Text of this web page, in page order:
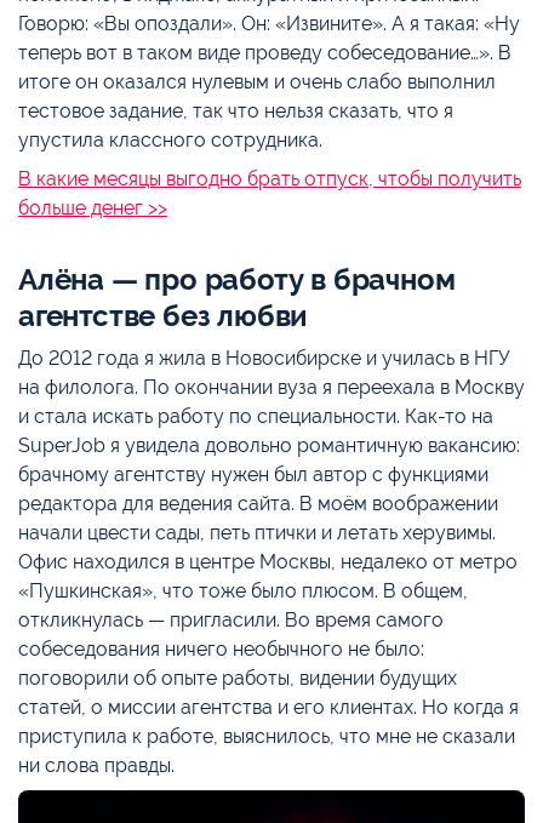
Говорю: «Вы опоздали». Он: «Извините». А я такая: «Ну
теперь вот в таком виде проведу собеседование…». В
итоге он оказался нулевым и очень слабо выполнил
тестовое задание, так что нельзя сказать, что я
упустила классного сотрудника.
В какие месяцы выгодно брать отпуск, чтобы получить
больше денег >>
Алёна — про работу в брачном
агентстве без любви
До 2012 года я жила в Новосибирске и училась в НГУ
на филолога. По окончании вуза я переехала в Москву
и стала искать работу по специальности. Как-то на
SuperJob я увидела довольно романтичную вакансию:
брачному агентству нужен был автор с функциями
редактора для ведения сайта. В моём воображении
начали цвести сады, петь птички и летать херувимы.
Офис находился в центре Москвы, недалеко от метро
«Пушкинская», что тоже было плюсом. В общем,
откликнулась — пригласили. Во время самого
собеседования ничего необычного не было:
поговорили об опыте работы, видении будущих
статей, о миссии агентства и его клиентах. Но когда я
приступила к работе, выяснилось, что мне не сказали
ни слова правды.